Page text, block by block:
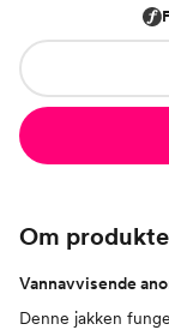
Om
Vannavvisende
Denne jakken